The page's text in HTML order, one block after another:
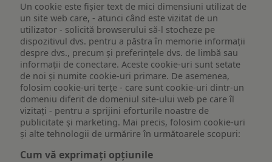
Un cookie este fişier text de mici dimensiuni utilizat de
un site web care, - atunci când este vizitat de un
utilizator - solicită browserului să-l stocheze pe
dispozitivul dvs. pentru a păstra în memorie informații
despre dvs., precum și preferințele dvs. de limbă sau
informații de conectare. Aceste cookie-uri sunt setate
de noi și numite cookie-uri primare. De asemenea,
folosim cookie-uri terțe - care sunt cookie-uri dintr-un
domeniu diferit de domeniul site-ului web pe care îl
vizitați - pentru a sprijini eforturile noastre de
publicitate și marketing. Mai precis, folosim cookie-uri
și alte tehnologii de urmărire în următoarele scopuri:
Cum vă exprimați opțiunile